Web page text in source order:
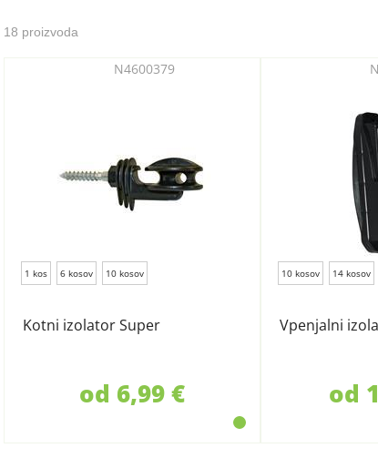
18 proizvoda
1 kos 6 kosov 10 kosov
Kotni izolator Super
N4600379
od 6,99 €
10 kosov 14 kosov
Vpenjalni
od